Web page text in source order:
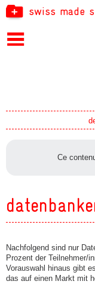
swiss made
Ce
Nachfolgend sind nur
Prozent der Teilnehmer/
Vorauswahl hinaus gibt
das auf einen Markt mit